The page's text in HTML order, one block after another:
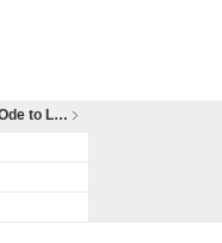
엔시티 위시 (NCT WISH) [Ode to Love]